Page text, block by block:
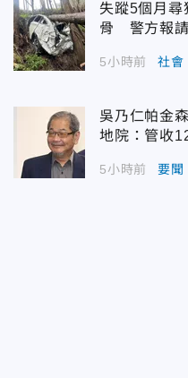
失蹤5個月尋
骨 警方報
5小時前 社會
吳乃仁帕金
地院：管收
5小時前 要聞